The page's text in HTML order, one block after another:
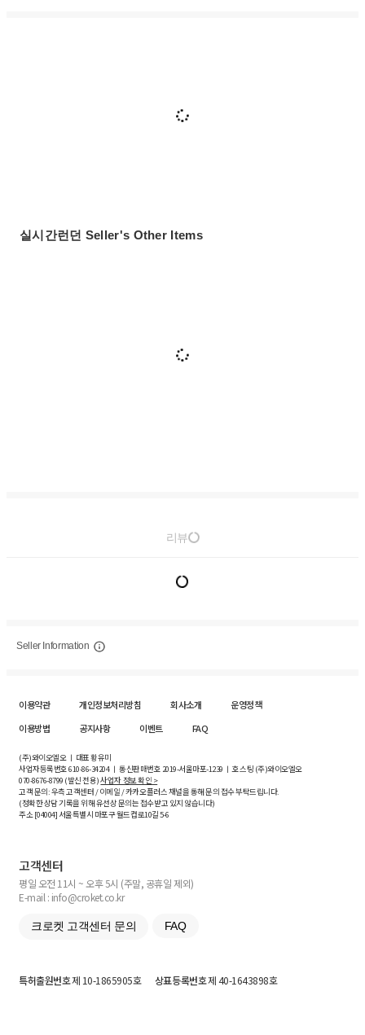
실시간런던 Seller's Other Items
리뷰
Seller Information
이용약관 개인정보처리방침 회사소개
운영정책
이용방법
공지사항 이벤트 FAQ
(주)와이오엘오 ㅣ 대표 황유미
사업자등록번호610-86-34204ㅣ 통신판매번호 2019-서울마포-1239 ㅣ 호스팅 (주)와이오엘오
070-8676-8799 (발신 전용)사업자 정보 확인 >
고객 문의: 우측 고객센터 / 이메일 / 카카오플러스 채널을 통해 문의 접수 부탁드립니다.
(정확한 상담 기록을 위해 유선상 문의는 접수받고 있지 않습니다)
주소 [04004] 서울특별시 마포구 월드컵로10길5-6
고객센터
평일 오전 11시 ~ 오후 5시 (주말, 공휴일 제외)
E-mail : info@croket.co.kr
크로켓 고객센터 문의 FAQ
특허출원번호제 10-1865905호 상표등록번호제 40-1643898호